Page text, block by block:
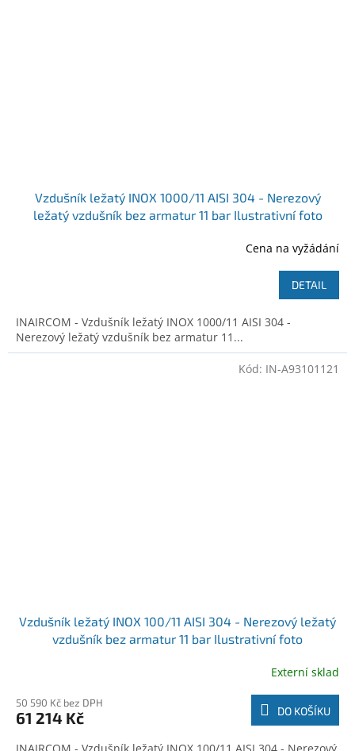
Vzdušník ležatý INOX 1000/11 AISI 304 - Nerezový
ležatý vzdušník bez armatur 11 bar Ilustrativní foto
Cena na vyžádání
DETAIL
INAIRCOM - Vzdušník ležatý INOX 1000/11 AISI 304 -
Nerezový ležatý vzdušník bez armatur 11...
Vzdušník ležatý INOX 100/11 AISI 304 - Nerezový ležatý
vzdušník bez armatur 11 bar Ilustrativní foto
Externí sklad
50 590 Kč bez DPH
61 214 Kč DO KOŠÍKU
Kód: IN-A93101121